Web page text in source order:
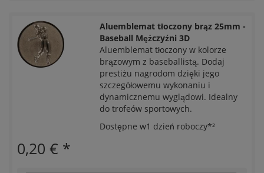
Aluemblemat tłoczony brąz 25mm -
Baseball Mężczyźni 3D
Aluemblemat tłoczony w kolorze
brązowym z baseballistą. Dodaj
prestiżu nagrodom dzięki jego
szczegółowemu wykonaniu i
dynamicznemu wyglądowi. Idealny
do trofeów sportowych.
Dostępne w1 dzień roboczy*²
0,20 € *